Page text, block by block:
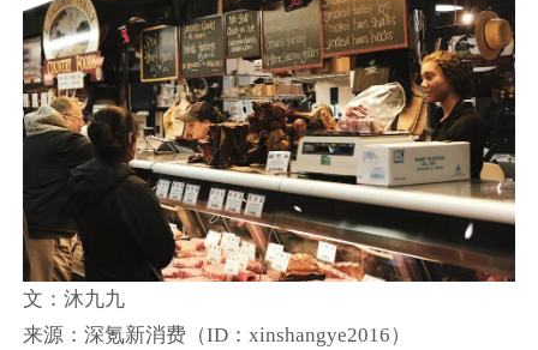
文：沐九九
来源：深氪新消费（ID：xinshangye2016）